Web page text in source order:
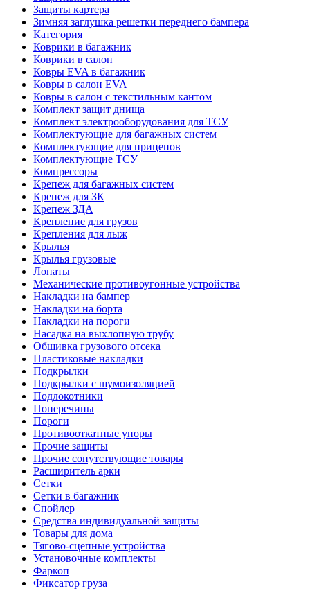
Защиты картера
Зимняя заглушка решетки переднего бампера
Категория
Коврики в багажник
Коврики в салон
Ковры EVA в багажник
Ковры в салон EVA
Ковры в салон с текстильным кантом
Комплект защит днища
Комплект электрооборудования для ТСУ
Комплектующие для багажных систем
Комплектующие для прицепов
Комплектующие ТСУ
Компрессоры
Крепеж для багажных систем
Крепеж для ЗК
Крепеж ЗДА
Крепление для грузов
Крепления для лыж
Крылья
Крылья грузовые
Лопаты
Механические противоугонные устройства
Накладки на бампер
Накладки на борта
Накладки на пороги
Насадка на выхлопную трубу
Обшивка грузового отсека
Пластиковые накладки
Подкрылки
Подкрылки с шумоизоляцией
Подлокотники
Поперечины
Пороги
Противооткатные упоры
Прочие защиты
Прочие сопутствующие товары
Расширитель арки
Сетки
Сетки в багажник
Спойлер
Средства индивидуальной защиты
Товары для дома
Тягово-сцепные устройства
Установочные комплекты
Фаркоп
Фиксатор груза